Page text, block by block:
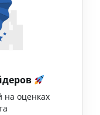
на оценках